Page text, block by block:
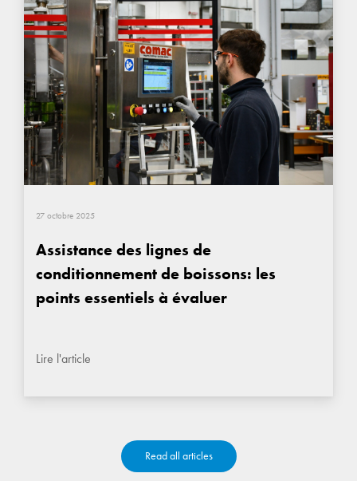
27 octobre 2025
Assistance des lignes de
conditionnement de boissons: les
points essentiels à évaluer
Lire l'article
Read all articles